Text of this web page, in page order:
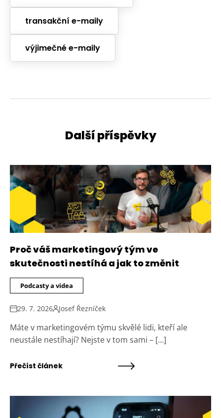
transakční e-maily
výjimečné e-maily
Další příspěvky
Proč váš marketingový tým ve
skutečnosti nestíhá a jak to změnit
Podcasty a videa
29. 7. 2026 Josef Řezníček
Máte v marketingovém týmu skvělé lidi, kteří ale
neustále nestíhají? Nejste v tom sami – […]
Přečíst článek